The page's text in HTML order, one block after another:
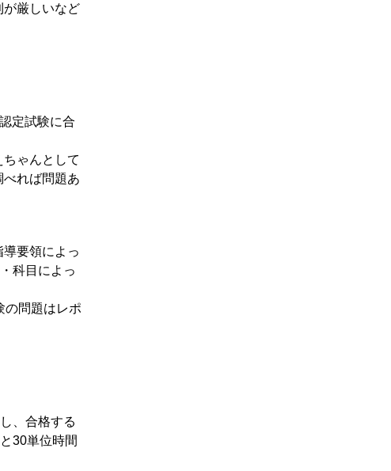
が厳しいなど
定試験に合
ゃんとして
れば問題あ
要領によっ
科目によっ
の問題はレポ
、合格する
30単位時間